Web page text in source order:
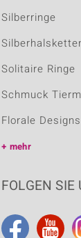
Silberringe
Solitaire Ringe
Schmuck
Florale Designs
mehr
FOLGEN SIE